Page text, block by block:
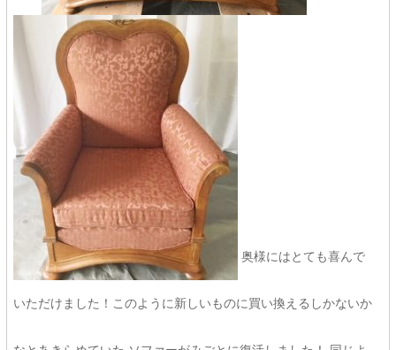
奥様にはとても喜んで
いただけました！このように新しいものに買い換えるしかないか